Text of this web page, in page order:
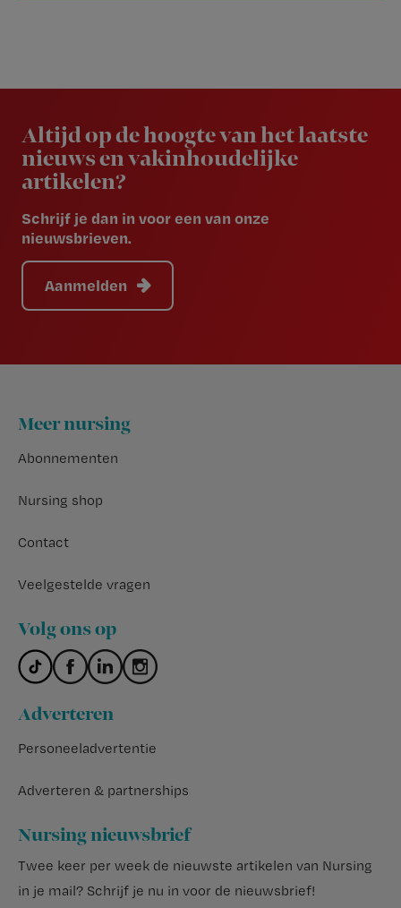
Altijd op de hoogte van het laatste
nieuws en vakinhoudelijke
artikelen?
Schrijf je dan in voor een van onze
nieuwsbrieven.
Aanmelden
Footer
Meer nursing
Abonnementen
Nursing shop
Contact
Veelgestelde vragen
Volg ons op
Adverteren
Personeeladvertentie
Adverteren & partnerships
Nursing nieuwsbrief
Twee keer per week de nieuwste artikelen van Nursing
in je mail? Schrijf je nu in voor de nieuwsbrief!